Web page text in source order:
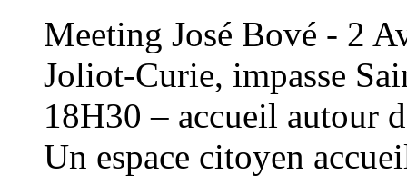
Meeting José Bové - 2
Joliot-Curie, impasse
18H30 – accueil autour
Un espace citoyen